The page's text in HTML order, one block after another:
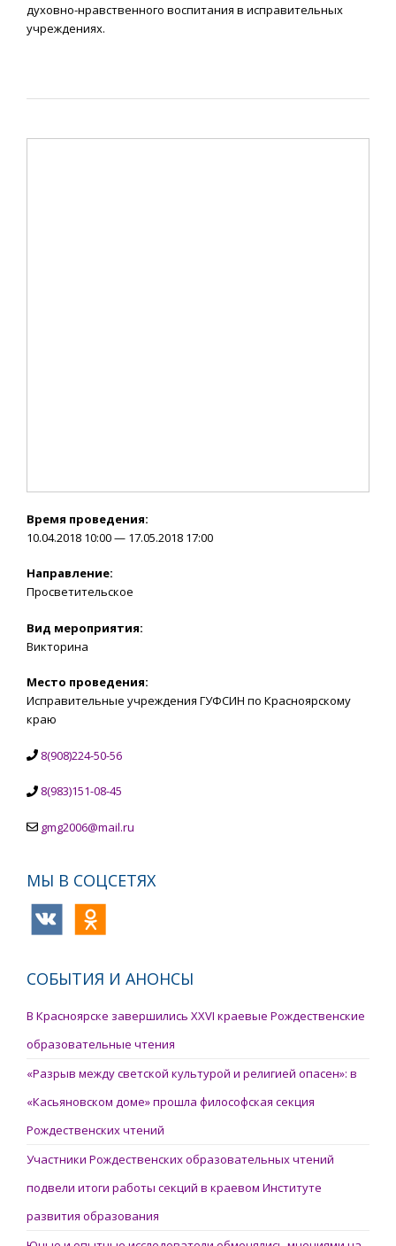
духовно-нравственного воспитания в исправительных
учреждениях.
Время проведения:
10.04.2018 10:00 — 17.05.2018 17:00
Направление:
Просветительское
Вид мероприятия:
Викторина
Место проведения:
Исправительные учреждения ГУФСИН по Красноярскому
краю
8(908)224-50-56
8(983)151-08-45
gmg2006@mail.ru
МЫ В СОЦСЕТЯХ
СОБЫТИЯ И АНОНСЫ
В Красноярске завершились XXVI краевые Рождественские
образовательные чтения
«Разрыв между светской культурой и религией опасен»: в
«Касьяновском доме» прошла философская секция
Рождественских чтений
Участники Рождественских образовательных чтений
подвели итоги работы секций в краевом Институте
развития образования